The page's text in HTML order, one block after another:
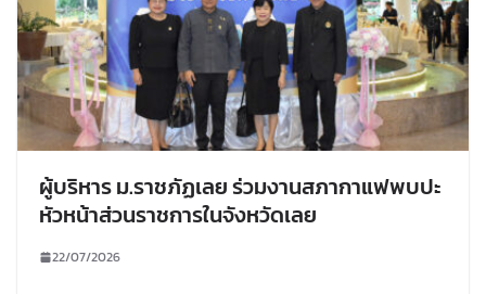
ผู้บริหาร ม.ราชภัฏเลย ร่วมงานสภากาแฟพบปะ
หัวหน้าส่วนราชการในจังหวัดเลย
22/07/2026